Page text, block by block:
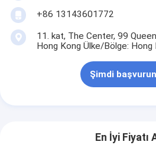
+86 13143601772
11. kat, The Center, 99
Hong Kong Ülke/Bölge: Hong
Şimdi başvurun
En İyi Fiyatı